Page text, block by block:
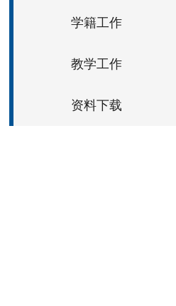
学籍工作
教学工作
资料下载